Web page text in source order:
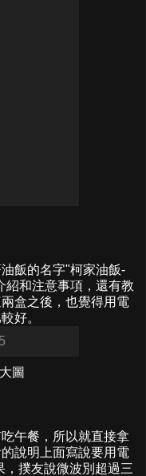
飯的名字"柯家油飯-
紹和注意事項，還有教
盒之後，也覺得用電
好。
圖
午餐，所以就直接拿
說明上面寫說要用電
撲友說微波別超過三